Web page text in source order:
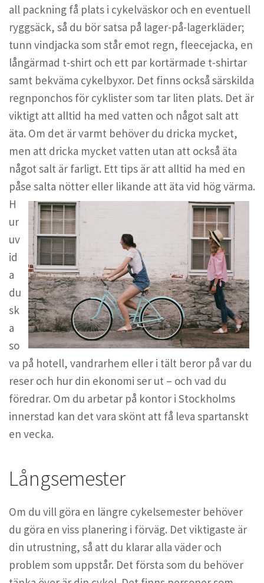
all packning få plats i cykelväskor och en eventuell
ryggsäck, så du bör satsa på lager-på-lagerkläder;
tunn vindjacka som står emot regn, fleecejacka, en
långärmad t-shirt och ett par kortärmade t-shirtar
samt bekväma cykelbyxor. Det finns också särskilda
regnponchos för cyklister som tar liten plats. Det är
viktigt att alltid ha med vatten och något salt att
äta. Om det är varmt behöver du dricka mycket,
men att dricka mycket vatten utan att också äta
något salt är farligt. Ett tips är att alltid ha med en
påse salta nötter eller likande att äta vid hög värma.
H
ur
uv
id
a
du
sk
a
so
va på hotell, vandrarhem eller i tält beror på var du
reser och hur din ekonomi ser ut – och vad du
föredrar. Om du arbetar på kontor i Stockholms
innerstad kan det vara skönt att få leva spartanskt
en vecka.
Långsemester
Om du vill göra en längre cykelsemester behöver
du göra en viss planering i förväg. Det viktigaste är
din utrustning, så att du klarar alla väder och
problem som uppstår. Det första som du behöver